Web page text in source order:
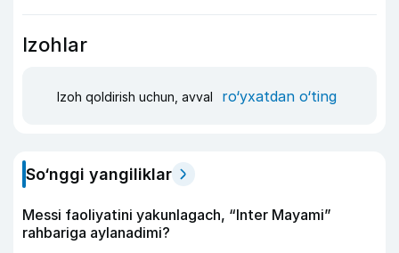
Izohlar
Izoh qoldirish uchun, avval ro‘yxatdan o‘ting
So‘nggi yangiliklar
Messi faoliyatini yakunlagach, “Inter Mayami”
rahbariga aylanadimi?